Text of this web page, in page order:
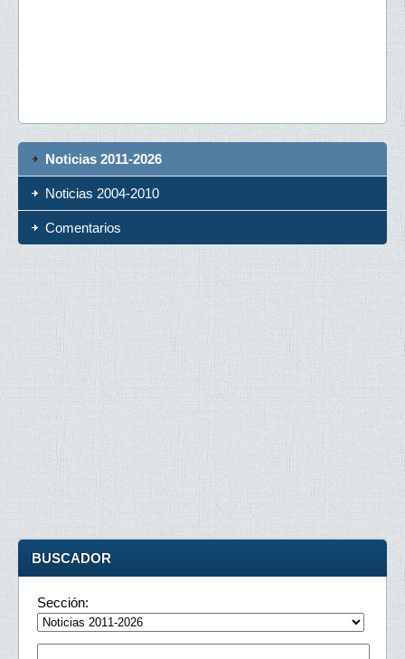
Noticias 2011-2026
Noticias 2004-2010
Comentarios
BUSCADOR
Sección: